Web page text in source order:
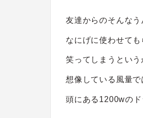
友達からのそんなう
なにげに使わせて
笑ってしまうとい
想像している風量で
頭にある1200wのド